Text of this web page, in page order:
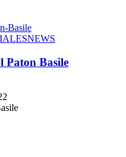
NEWS
Paton Basile